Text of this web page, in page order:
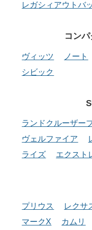
レガシィアウトバ
コン
ヴィッツ ノート
シビック
ランドクルーザー
ヴェルファイア
ライズ
エクスト
プリウス レクサ
マークX
カムリ